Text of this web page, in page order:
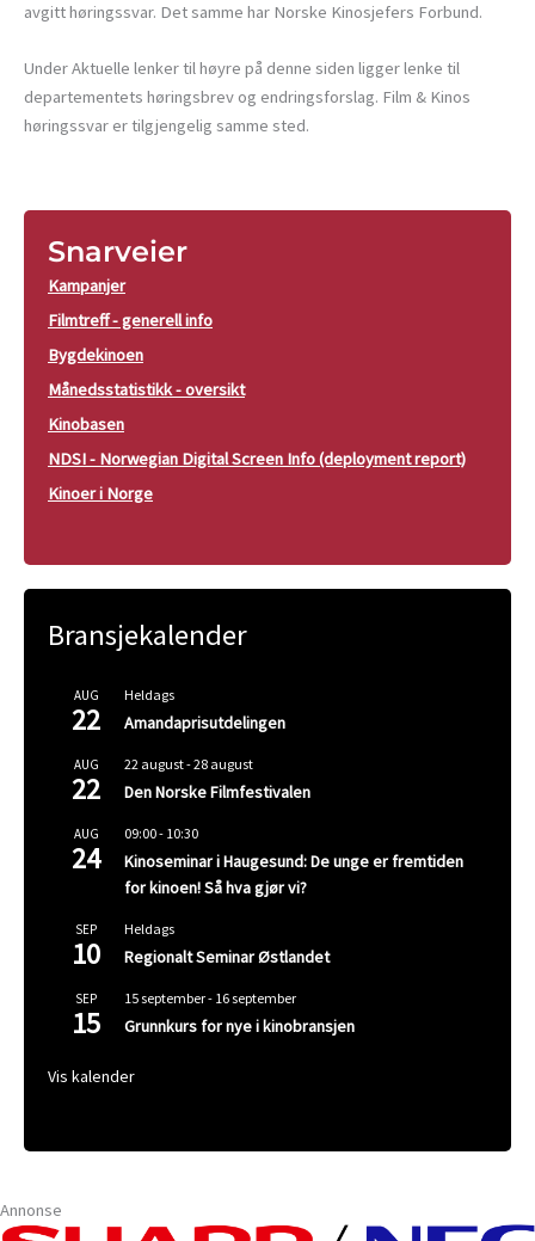
avgitt høringssvar. Det samme har Norske Kinosjefers Forbund.
Under Aktuelle lenker til høyre på denne siden ligger lenke til
departementets høringsbrev og endringsforslag. Film & Kinos
høringssvar er tilgjengelig samme sted.
Snarveier
Kampanjer
Filmtreff - generell info
Bygdekinoen
Månedsstatistikk - oversikt
Kinobasen
NDSI - Norwegian Digital Screen Info (deployment report)
Kinoer i Norge
Bransjekalender
AUG
22
Heldags
Amandaprisutdelingen
AUG
22
22 august-28 august
Den Norske Filmfestivalen
AUG
24
09:00- 10:30
Kinoseminar i Haugesund: De unge er fremtiden
for kinoen! Så hva gjør vi?
SEP
10
Heldags
Regionalt Seminar Østlandet
SEP
15
15 september- 16 september
Grunnkurs for nye i kinobransjen
Vis kalender
Annonse